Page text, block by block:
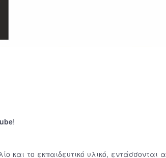
!
το εκπαιδευτικό υλικό, εντάσσονται